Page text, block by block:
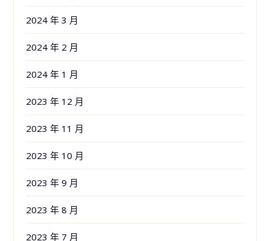
2024 年 3 月
2024 年 2 月
2024 年 1 月
2023 年 12 月
2023 年 11 月
2023 年 10 月
2023 年 9 月
2023 年 8 月
2023 年 7 月